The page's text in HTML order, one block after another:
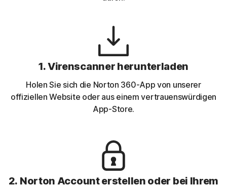
1. Virenscanner herunterladen
Holen Sie sich die Norton 360-App von unserer
offiziellen Website oder aus einem vertrauenswürdigen
App-Store.
2. Norton Account erstellen oder bei Ihrem